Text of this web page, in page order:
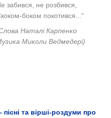
забився, не розбився,
боком покотився..."
Наталі Карпенко
Миколи Ведмедері)
та вірші-роздуми про